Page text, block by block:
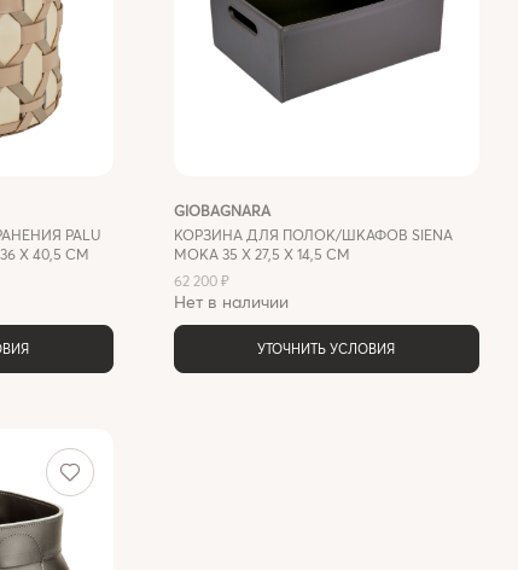
PALU
X 40,5 СМ
GIOBAGNARA
КОРЗИНА ДЛЯ ПОЛОК/ШКАФОВ SIENA
MOKA 35 X 27,5 X 14,5 СМ
62 200 ₽
Нет в наличии
УТОЧНИТЬ УСЛОВИЯ